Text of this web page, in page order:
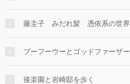
藤圭子 みだれ髪 憑依系の世界
ブーフーウーとゴッドファーザー
後楽園と岩崎邸を歩く